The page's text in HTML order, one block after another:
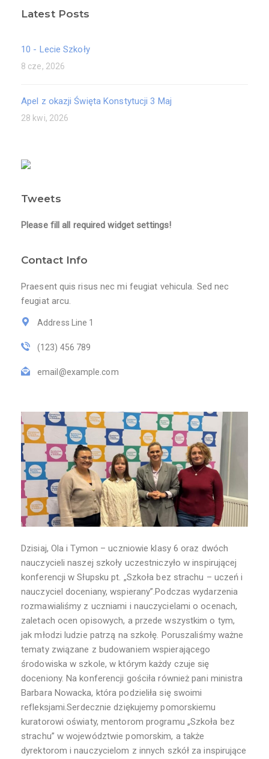
Latest Posts
10 - Lecie Szkoły
8 cze, 2026
Apel z okazji Święta Konstytucji 3 Maj
28 kwi, 2026
Tweets
Please fill all required widget settings!
Contact Info
Praesent quis risus nec mi feugiat vehicula. Sed nec
feugiat arcu.
Address Line 1
(123) 456 789
email@example.com
Dzisiaj, Ola i Tymon – uczniowie klasy 6 oraz dwóch
nauczycieli naszej szkoły uczestniczyło w inspirującej
konferencji w Słupsku pt. „Szkoła bez strachu – uczeń i
nauczyciel doceniany, wspierany”.Podczas wydarzenia
rozmawialiśmy z uczniami i nauczycielami o ocenach,
zaletach ocen opisowych, a przede wszystkim o tym,
jak młodzi ludzie patrzą na szkołę. Poruszaliśmy ważne
tematy związane z budowaniem wspierającego
środowiska w szkole, w którym każdy czuje się
doceniony. Na konferencji gościła również pani ministra
Barbara Nowacka, która podzieliła się swoimi
refleksjami.Serdecznie dziękujemy pomorskiemu
kuratorowi oświaty, mentorom programu „Szkoła bez
strachu” w województwie pomorskim, a także
dyrektorom i nauczycielom z innych szkół za inspirujące